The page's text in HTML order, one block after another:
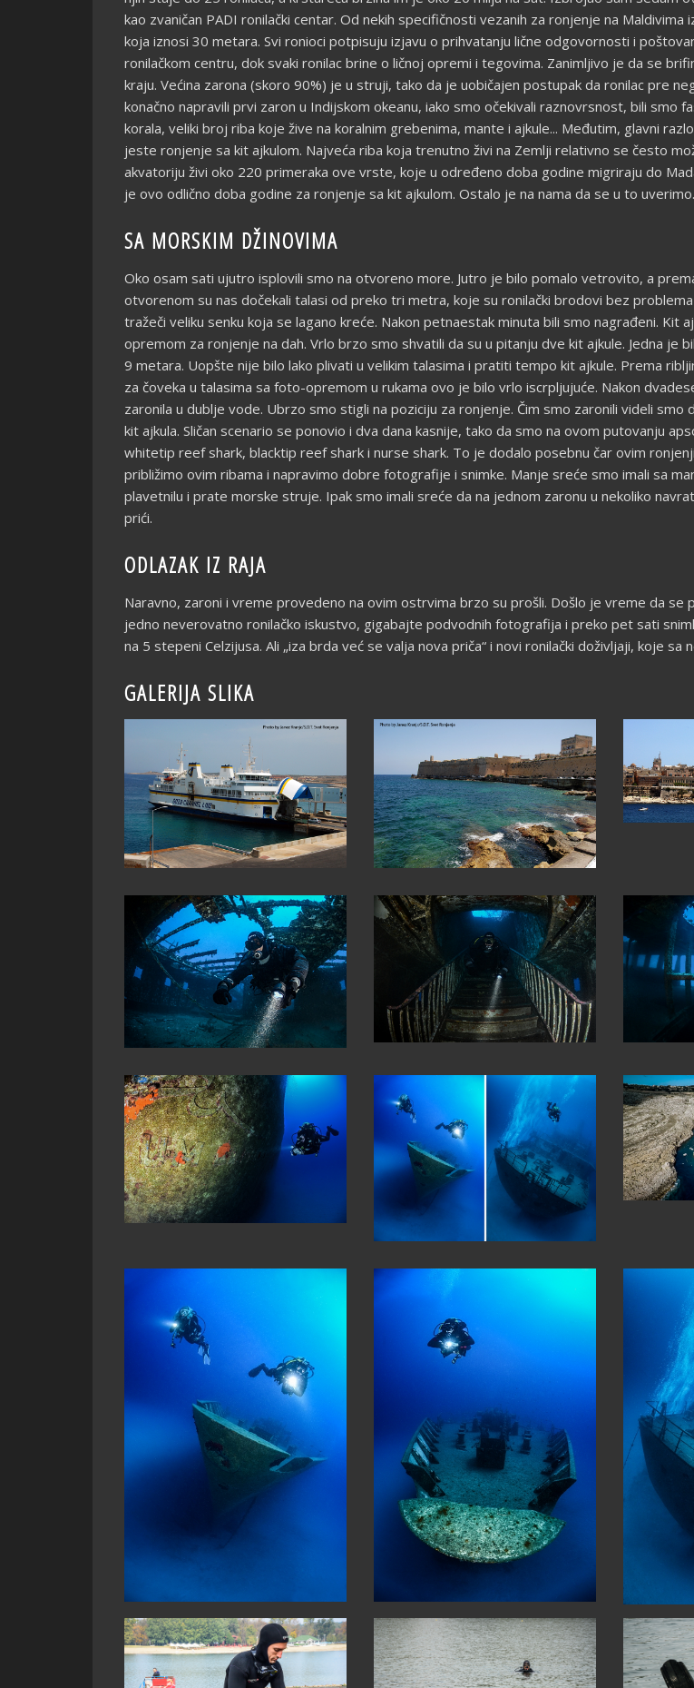
kao zvaničan PADI ronilački centar. Od nekih specifičnosti vezanih za ronjenje na
koja iznosi 30 metara. Svi ronioci potpisuju izjavu o prihvatanju lične odgovornosti i
ronilačkom centru, dok svaki ronilac brine o ličnoj opremi i tegovima. Zanimljivo je da se
kraju. Većina zarona (skoro 90%) je u struji, tako da je uobičajen postupak da ronilac pre
konačno napravili prvi zaron u Indijskom okeanu, iako smo očekivali raznovrsnost, bili smo
korala, veliki broj riba koje žive na koralnim grebenima, mante i ajkule... Međutim, glavni
jeste ronjenje sa kit ajkulom. Najveća riba koja trenutno živi na Zemlji relativno se često
akvatoriju živi oko 220 primeraka ove vrste, koje u određeno doba godine migriraju do
je ovo odlično doba godine za ronjenje sa kit ajkulom. Ostalo je na nama da se u to
SA MORSKIM DŽINOVIMA
Oko osam sati ujutro isplovili smo na otvoreno more. Jutro je bilo pomalo vetrovito, a
otvorenom su nas dočekali talasi od preko tri metra, koje su ronilački brodovi bez
tražeči veliku senku koja se lagano kreće. Nakon petnaestak minuta bili smo nagrađeni. Kit
opremom za ronjenje na dah. Vrlo brzo smo shvatili da su u pitanju dve kit ajkule. Jedna je
9 metara. Uopšte nije bilo lako plivati u velikim talasima i pratiti tempo kit ajkule. Prema
za čoveka u talasima sa foto-opremom u rukama ovo je bilo vrlo iscrpljujuće. Nakon
zaronila u dublje vode. Ubrzo smo stigli na poziciju za ronjenje. Čim smo zaronili videli
kit ajkula. Sličan scenario se ponovio i dva dana kasnije, tako da smo na ovom putovanju
whitetip reef shark, blacktip reef shark i nurse shark. To je dodalo posebnu čar ovim
približimo ovim ribama i napravimo dobre fotografije i snimke. Manje sreće smo imali sa
plavetnilu i prate morske struje. Ipak smo imali sreće da na jednom zaronu u nekoliko
prići.
ODLAZAK IZ RAJA
Naravno, zaroni i vreme provedeno na ovim ostrvima brzo su prošli. Došlo je vreme da se
jedno neverovatno ronilačko iskustvo, gigabajte podvodnih fotografija i preko pet sati
na 5 stepeni Celzijusa. Ali „iza brda već se valja nova priča“ i novi ronilački doživljaji, koje
GALERIJA SLIKA